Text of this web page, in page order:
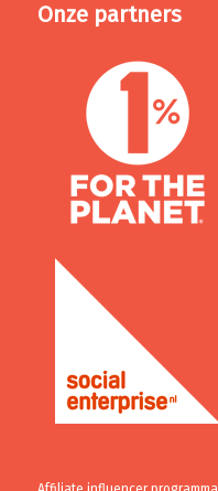
Onze partners